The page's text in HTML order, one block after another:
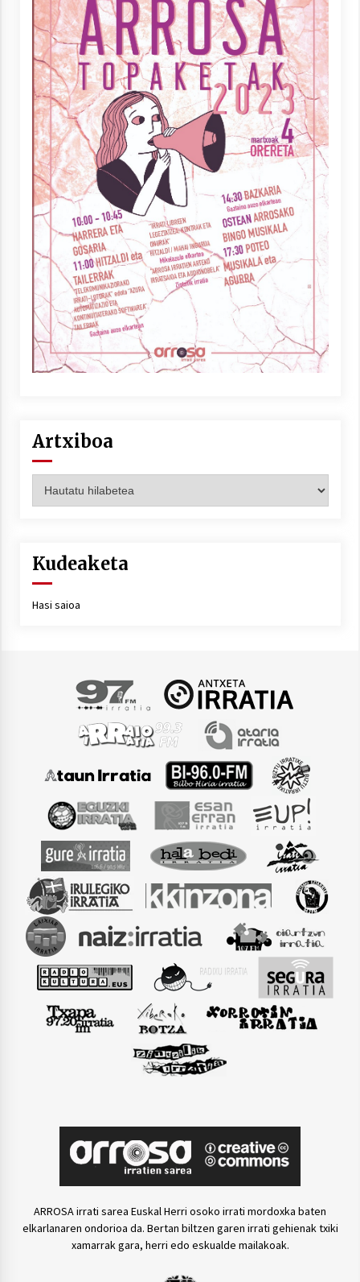
Artxiboa
Kudeaketa
Hasi saioa
ARROSA irrati sarea Euskal Herri osoko irrati mordoxka baten
elkarlanaren ondorioa da. Bertan biltzen garen irrati gehienak txiki
xamarrak gara, herri edo eskualde mailakoak.